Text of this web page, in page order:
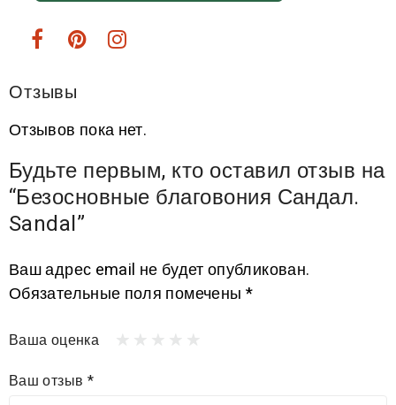
Отзывы
Отзывов пока нет.
Будьте первым, кто оставил отзыв на
“Безосновные благовония Сандал.
Sandal”
Ваш адрес email не будет опубликован.
Обязательные поля помечены *
Ваша оценка
Ваш отзыв *